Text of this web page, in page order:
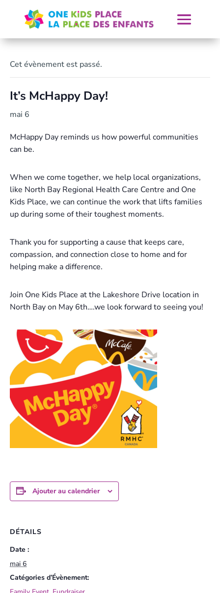
content
Cet évènement est passé.
It’s McHappy Day!
mai 6
McHappy Day reminds us how powerful communities
can be.
When we come together, we help local organizations,
like North Bay Regional Health Care Centre and One
Kids Place, we can continue the work that lifts families
up during some of their toughest moments.
Thank you for supporting a cause that keeps care,
compassion, and connection close to home and for
helping make a difference.
Join One Kids Place at the Lakeshore Drive location in
North Bay on May 6th….we look forward to seeing you!
Ajouter au calendrier
DÉTAILS
Date :
mai 6
Catégories d’Évènement: